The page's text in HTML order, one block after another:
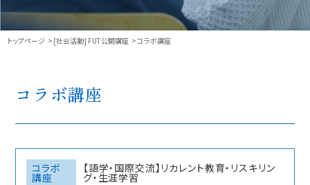
トップページ [社会活動] FUT公開講座 コラボ講座
コラボ講座
コラボ
講座
【語学・国際交流】リカレント教育・リスキリン
グ・生涯学習